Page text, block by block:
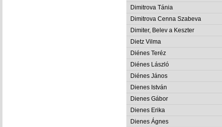
Dimitrova Tánia
Dimitrova Cenna Szabeva
Dimiter, Belev a Keszter
Dietz Vilma
Diénes Teréz
Diénes László
Diénes János
Dienes István
Dienes Gábor
Dienes Erika
Dienes Ágnes